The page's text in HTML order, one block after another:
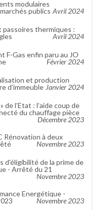
modulaires
publics Avril 2024
thermiques :
Avril 2024
F-Gas enfin paru au JO
Février 2024
et production
d’immeuble Janvier 2024
de l’Etat : l’aide coup de
du chauffage pièce
Décembre 2023
Rénovation à deux
Novembre 2023
d'éligibilité de la prime de
- Arrêté du 21
Novembre 2023
Energétique -
Novembre 2023